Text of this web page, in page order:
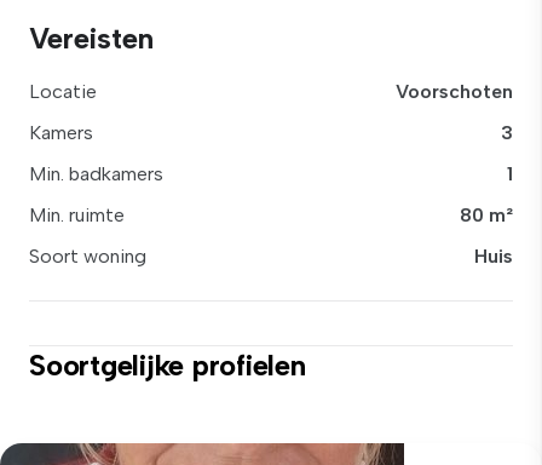
Vereisten
Locatie
Voorschoten
Kamers
3
Min. badkamers
1
Min. ruimte
80 m²
Soort woning
Huis
Soortgelijke profielen